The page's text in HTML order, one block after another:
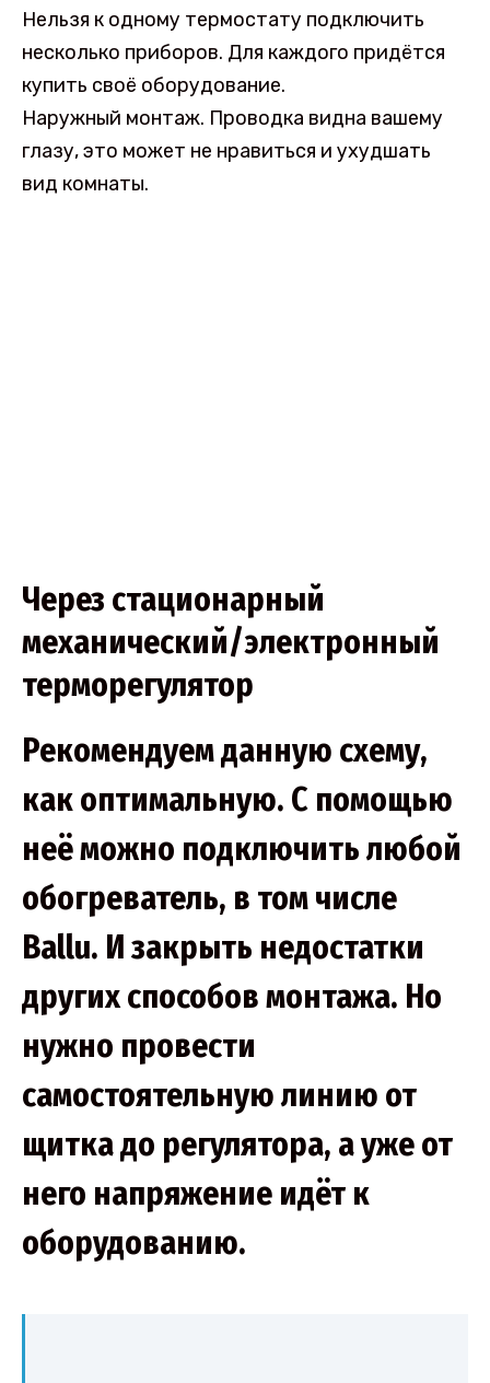
Нельзя к одному термостату подключить
несколько приборов. Для каждого придётся
купить своё оборудование.
Наружный монтаж. Проводка видна вашему
глазу, это может не нравиться и ухудшать
вид комнаты.
Через стационарный
механический/электронный
терморегулятор
Рекомендуем данную схему,
как оптимальную. С помощью
неё можно подключить любой
обогреватель, в том числе
Ballu. И закрыть недостатки
других способов монтажа. Но
нужно провести
самостоятельную линию от
щитка до регулятора, а уже от
него напряжение идёт к
оборудованию.